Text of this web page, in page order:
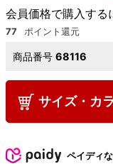
会員価格で購入する
77
商品番号 68116
サイズ・カ
ペイディ